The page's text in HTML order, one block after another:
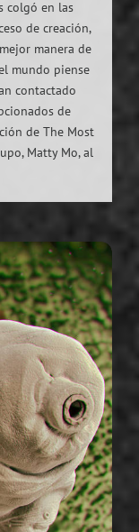
colgó en las
de creación,
manera de
mundo piense
contactado
de
de The Most
Matty Mo, al